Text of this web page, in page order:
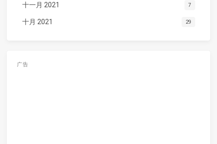
十一月 2021 7
十月 2021 29
广告